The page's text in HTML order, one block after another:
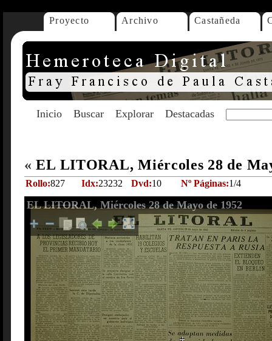
Proyecto Archivo Castañeda
Inicio Buscar Explorar Destacadas
« EL LITORAL, Miércoles 28 de
Rollo:827 Idx:23232 Dvd:10 Nº Páginas:1/4
EL LITORAL, Miércoles 28 de Mayo de 1952